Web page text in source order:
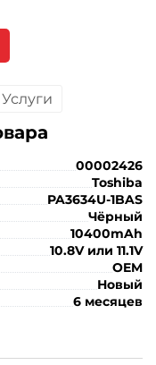
Услуги
00002426
Toshiba
PA3634U-1BAS
Чёрный
10400mAh
10.8V или 11.1V
OEM
Новый
6 месяцев